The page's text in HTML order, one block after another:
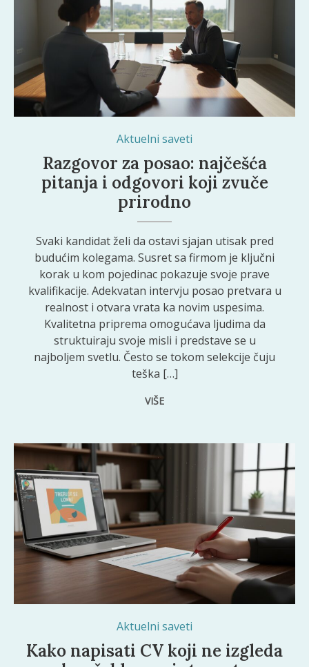
Aktuelni saveti
Razgovor za posao: najčešća
pitanja i odgovori koji zvuče
prirodno
Svaki kandidat želi da ostavi sjajan utisak pred
budućim kolegama. Susret sa firmom je ključni
korak u kom pojedinac pokazuje svoje prave
kvalifikacije. Adekvatan intervju posao pretvara u
realnost i otvara vrata ka novim uspesima.
Kvalitetna priprema omogućava ljudima da
struktuiraju svoje misli i predstave se u
najboljem svetlu. Često se tokom selekcije čuju
teška […]
VIŠE
Aktuelni saveti
Kako napisati CV koji ne izgleda